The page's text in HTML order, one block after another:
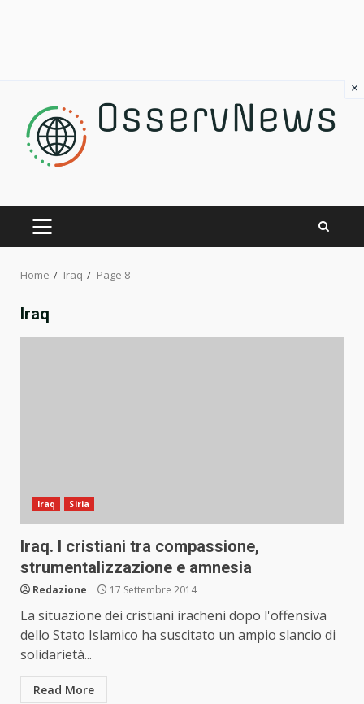
content
PRIMARY
MENU
Home Iraq Page 8
Iraq
Iraq Siria
Iraq. I cristiani tra compassione,
strumentalizzazione e amnesia
Redazione 17 Settembre 2014
La situazione dei cristiani iracheni dopo l'offensiva
dello Stato Islamico ha suscitato un ampio slancio di
solidarietà...
Read More
×